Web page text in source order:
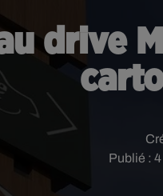
drive
Publié :